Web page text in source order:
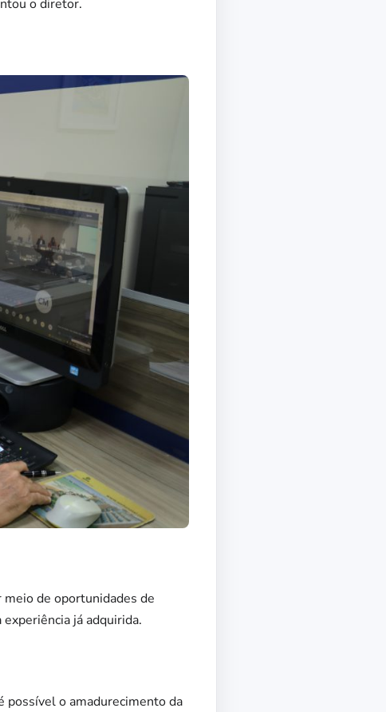
o diretor.
de oportunidades de
já adquirida.
possível o amadurecimento da